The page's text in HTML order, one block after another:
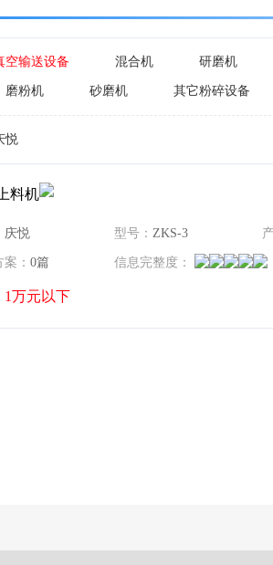
空输送设备 混合机 研磨机
磨粉机 砂磨机 其它粉碎设备
搅拌机 输送机 其他分离设备
悦
料机
庆悦 型号： ZKS-3
： 0篇 信息完整度：
1万元以下